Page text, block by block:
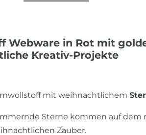
Webware in Rot mit
Kreativ-Projekte
mit weihnachtlichem
Sterne kommen auf
Zauber.